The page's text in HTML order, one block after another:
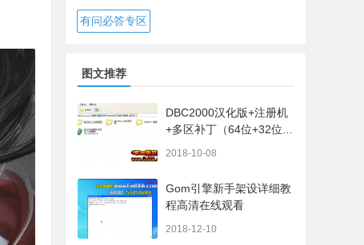
有问必答专区
图文推荐
DBC2000汉化版+注册机
+多区补丁（64位+32位的
2018-10-08
Gom引擎新手架设详细教
程高清在线观看
2018-12-10